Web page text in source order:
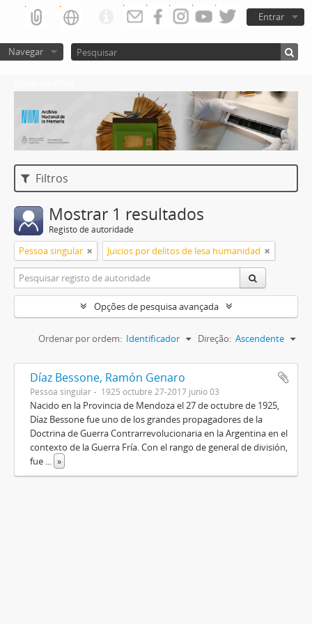
Entrar
Navegar
Filtros
Mostrar 1 resultados
Registo de autoridade
Pessoa singular Juicios por delitos de lesa humanidad
Opções de pesquisa avançada
Ordenar por ordem: Identificador Direção: Ascendente
Díaz Bessone, Ramón Genaro
Pessoa singular 1925 octubre 27-2017 junio 03
Nacido en la Provincia de Mendoza el 27 de octubre de 1925,
Díaz Bessone fue uno de los grandes propagadores de la
Doctrina de Guerra Contrarrevolucionaria en la Argentina en el
contexto de la Guerra Fría. Con el rango de general de división,
fue ... »